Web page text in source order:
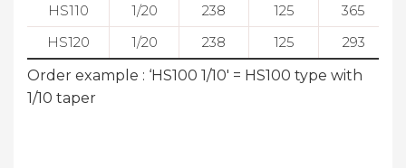
HS110
1/20 238 125
365
HS120
1/20 238 125
293
Order example : ‘HS100 1/10' = HS100 type with
1/10 taper